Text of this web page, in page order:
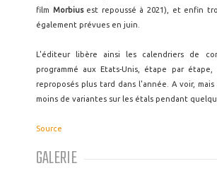
film Morbius est repoussé à 2021), et enfin
également prévues en juin.
L'éditeur libère ainsi les calendriers de
programmé aux Etats-Unis, étape par
reproposés plus tard dans l'année. A voir,
moins de variantes sur les étals pendant
Source
GALERIE